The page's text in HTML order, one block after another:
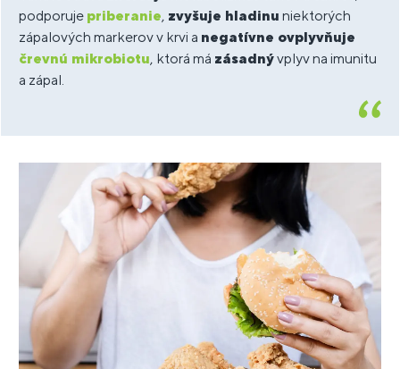
podporuje priberanie, zvyšuje hladinu niektorých
zápalových markerov v krvi a negatívne ovplyvňuje
črevnú mikrobiotu, ktorá má zásadnývplyv na imunitu
a zápal.